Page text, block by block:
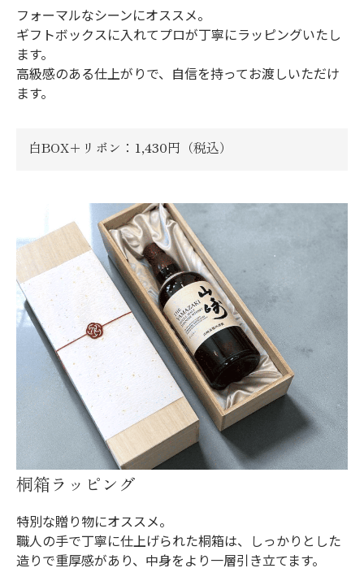
フォーマルなシーンにオススメ。
ギフトボックスに入れてプロが丁寧にラッピングいたし
ます。
高級感のある仕上がりで、自信を持ってお渡しいただけ
ます。
白BOX＋リボン：1,430円（税込）
桐箱ラッピング
特別な贈り物にオススメ。
職人の手で丁寧に仕上げられた桐箱は、しっかりとした
造りで重厚感があり、中身をより一層引き立てます。